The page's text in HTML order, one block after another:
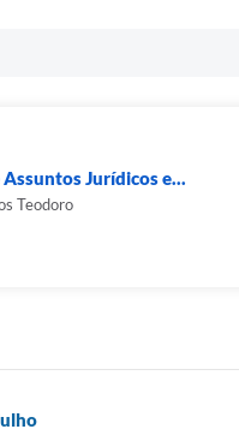
Jurídicos e...
Teodoro